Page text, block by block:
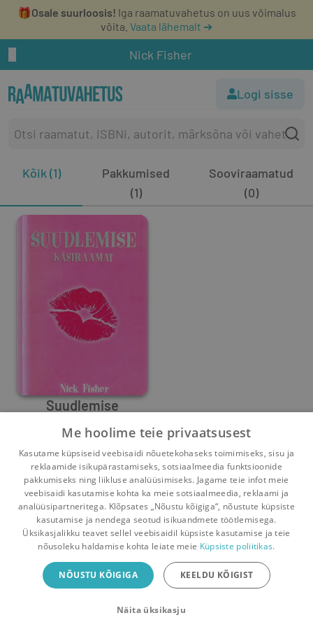
🎁Osale suurloosis! Iga raamatuvahetus on uus võimalus
võita. Vaata lähemalt ➔
Nick Fisher
Logi sisse
Kõik (1)
Pakkumised
(1)
Sooviraamatud
(0)
Suudlemise
käsiraamat
1 0
Pealehele Ostukorv Sõnumid Teated Konto
Raamatuvahetuse mobiiliäpp
Vaheta raamatuid veelgi mugavamalt!
Me hoolime teie privaatsusest
Kasutame küpsiseid veebisaidi nõuetekohaseks toimimiseks, sisu ja
reklaamide isikupärastamiseks, sotsiaalmeedia funktsioonide
pakkumiseks ning liikluse analüüsimiseks. Jagame teie infot meie
veebisaidi kasutamise kohta ka meie sotsiaalmeedia, reklaami ja
analüüsipartneritega. Klõpsates „Nõustu kõigiga“, nõustute küpsiste
kasutamise ja nendega seotud isikuandmete töötlemisega.
Üksikasjalikku teavet sellel veebisaidil küpsiste kasutamise ja teie
nõusoleku haldamise kohta leiate meie Küpsiste poliitikas.
NÕUSTU KÕIGIGA KEELDU KÕIGIST
Näita üksikasju